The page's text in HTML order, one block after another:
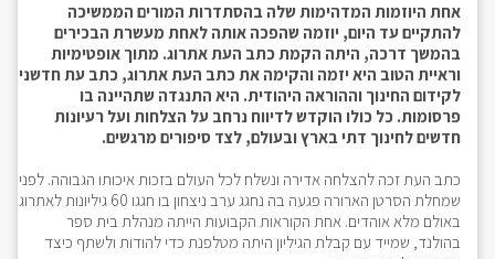
אחת היוזמות המדהימות שלה בהסתדרות המורים הממשיכה
להתקיים עד היום, יוזמה שהפכה אותה לאחת מעשרת הבכירים
בהמשך דרכה, היתה הקמת כתב העת אתרוג. מתוך אופטימיות
וראיית הטוב היא יזמה והקימה את כתב העת אתרוג, כתב עת חדשני
לקידום החינוך וההוראה היהודית. היא התנגדה שתהיינה בו
פרסומות. כל כולו הוקדש לדיווח נרחב על הצלחות ועל רעיונות
חדשים לחינוך דתי בארץ ובעולם, לצד סיפורים מרגשים.
כתב העת זכה להצלחה אדירה ונשלח לכל העולם בזכות איכותו הגבוהה. לפני
שמחלת הסרטן הארורה פגעה בה נחגג ערב ניצחון בו חגגו 60 גיליונות לאתרוג
באולם מלא אוהדים. אחת הקוראות הקבועות הייתה מנהלת בית ספר
בהולנד, שמייד עם קבלת הגיליון היתה מטלפנת כדי להודות ולשתף כיצד